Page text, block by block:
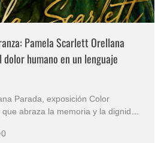
Pamela Scarlett Orellana
humano en un lenguaje
Parada, exposición Color
abraza la memoria y la dignidad
la voz para permanecer en la
0